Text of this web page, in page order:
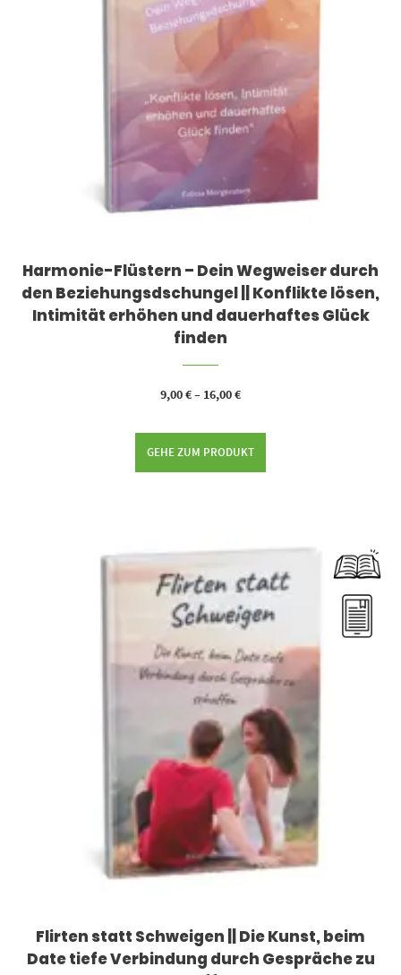
Harmonie-Flüstern – Dein Wegweiser durch
den Beziehungsdschungel || Konflikte lösen,
Intimität erhöhen und dauerhaftes Glück
finden
9,00€– 16,00€
GEHE ZUM PRODUKT
Flirten statt Schweigen || Die Kunst, beim
Date tiefe Verbindung durch Gespräche zu